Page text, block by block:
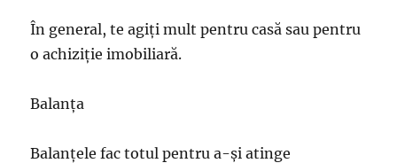
În general, te agiţi mult pentru casă sau pentru
o achiziţie imobiliară.
Balanţa
Balanţele fac totul pentru a-şi atinge